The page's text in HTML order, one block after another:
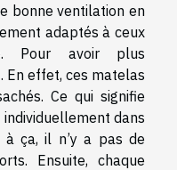
bonne ventilation en
adaptés à ceux
Pour avoir plus
. En effet, ces matelas
Ce qui signifie
dans
ça, il n’y a pas de
Ensuite, chaque